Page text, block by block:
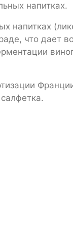
напитках.
напитках
что дает